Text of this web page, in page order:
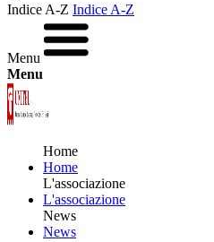
Indice A-Z Indice A-Z
Menu
Menu
Home
Home
L'associazione
L'associazione
News
News